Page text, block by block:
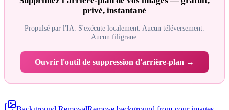
privé, instantané
Propulsé par l'IA. S'exécute localement. Aucun téléversement.
Aucun filigrane.
Ouvrir l'outil de suppression d'arrière-plan →